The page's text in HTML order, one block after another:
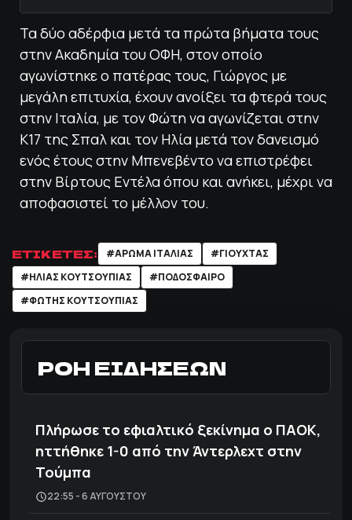
Τα δύο αδέρφια μετά τα πρώτα βήματα τους
στην Ακαδημία του ΟΦΗ, στον οποίο
αγωνίστηκε ο πατέρας τους, Γιώργος με
μεγάλη επιτυχία, έχουν ανοίξει τα φτερά τους
στην Ιταλία, με τον Φώτη να αγωνίζεται στην
Κ17 της Σπαλ και τον Ηλία μετά τον δανεισμό
ενός έτους στην Μπενεβέντο να επιστρέφει
στην Βίρτους Εντέλα όπου και ανήκει, μέχρι να
αποφασιστεί το μέλλον του.
ΕΤΙΚΕΤΕΣ: #ΑΡΩΜΑ ΙΤΑΛΙΑΣ
#ΓΙΟΥΧΤΑΣ
#ΗΛΙΑΣ ΚΟΥΤΣΟΥΠΙΑΣ
#ΠΟΔΌΣΦΑΙΡΟ
#ΦΩΤΗΣ ΚΟΥΤΣΟΥΠΙΑΣ
ΡΟΗ ΕΙΔΗΣΕΩΝ
Πλήρωσε το εφιαλτικό ξεκίνημα ο ΠΑΟΚ,
ηττήθηκε 1-0 από την Άντερλεχτ στην
Τούμπα
22:55 - 6 ΑΥΓΟΎΣΤΟΥ